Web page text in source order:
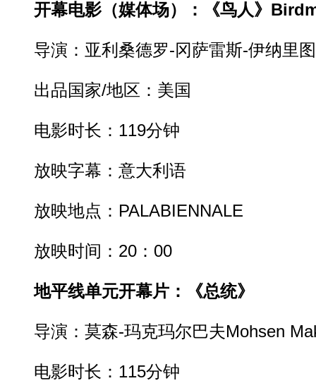
开幕电影（媒体场）：《鸟人》
导演：亚利桑德罗-冈萨雷斯-伊纳里图
出品国家/地区：美国
电影时长：119分钟
放映字幕：意大利语
放映地点：PALABIENNALE
放映时间：20：00
地平线单元开幕片：《总统》
导演：莫森-玛克玛尔巴夫Mohsen
电影时长：115分钟